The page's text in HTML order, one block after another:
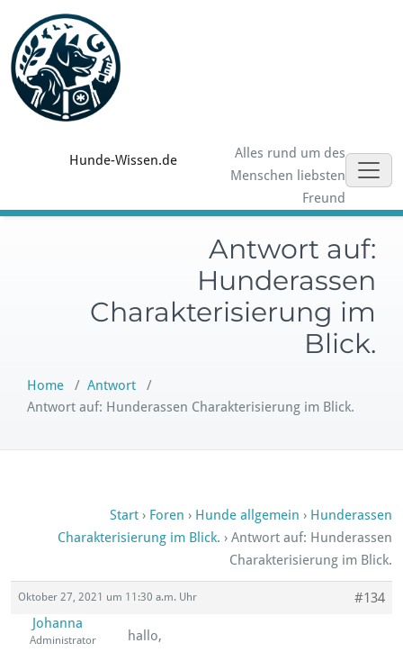
Hunde-Wissen.de
Alles rund um des
Menschen liebsten
Freund
Antwort auf:
Hunderassen
Charakterisierung im
Blick.
Home / Antwort /
Antwort auf: Hunderassen Charakterisierung im Blick.
Start › Foren › Hunde allgemein › Hunderassen
Charakterisierung im Blick. › Antwort auf: Hunderassen
Charakterisierung im Blick.
Oktober 27, 2021 um 11:30 a.m. Uhr
#134
Johanna
Administrator hallo,